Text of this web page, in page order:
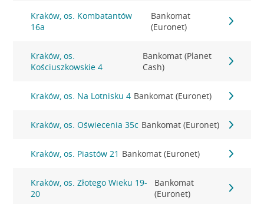
Kraków, os. Kombatantów
16a
Bankomat
(Euronet)
Kraków, os.
Kościuszkowskie 4
Bankomat (Planet
Cash)
Kraków, os. Na Lotnisku 4 Bankomat (Euronet)
Kraków, os. Oświecenia 35c Bankomat (Euronet)
Kraków, os. Piastów 21 Bankomat (Euronet)
Kraków, os. Złotego Wieku 19-
20
Bankomat
(Euronet)